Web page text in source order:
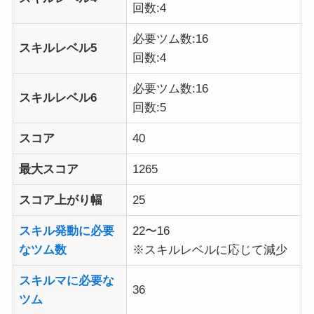
回数:4
スキルレベル5
必要ツム数:16
回数:4
スキルレベル6
必要ツム数:16
回数:5
スコア 40
最大スコア 1265
スコア上がり幅 25
スキル発動に必要
なツム数
22〜16
※スキルレベルに応じて減少
スキルマに必要な
ツム
36